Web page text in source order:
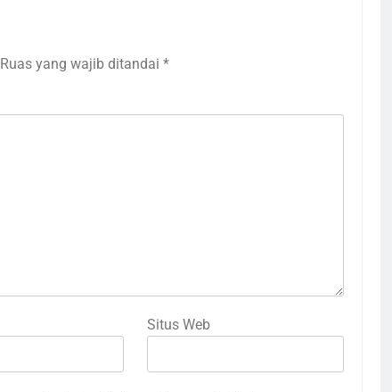
Ruas yang wajib ditandai *
Situs Web